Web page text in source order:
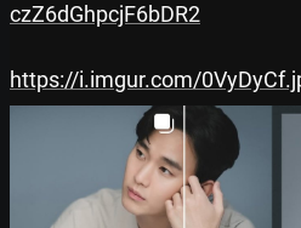
czZ6dGhpcjF6bDR2
https://i.imgur.com/